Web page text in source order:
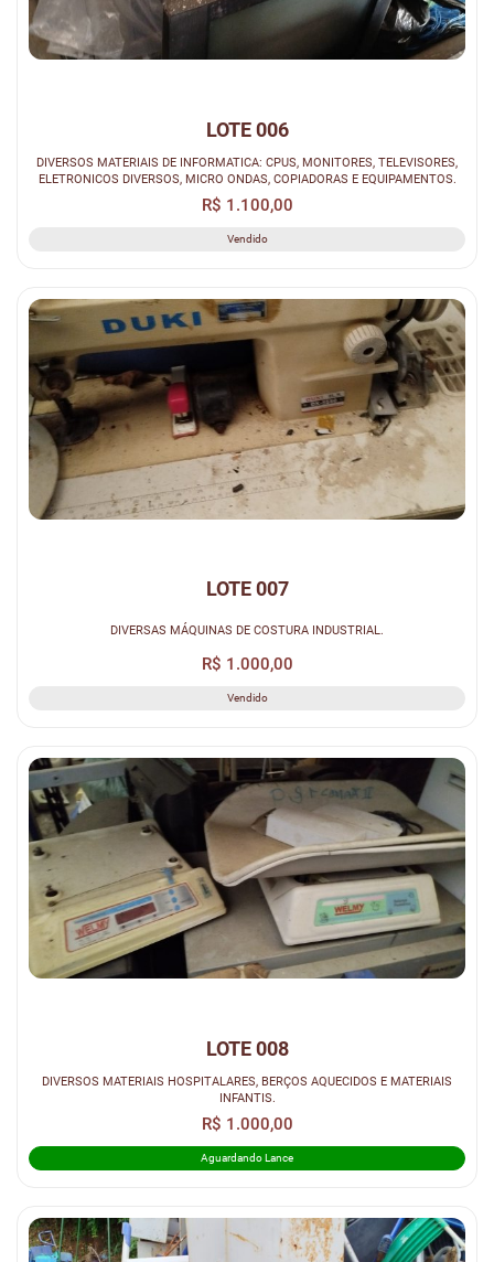
LOTE 006
DIVERSOS MATERIAIS DE INFORMATICA: CPUS, MONITORES, TELEVISORES,
ELETRONICOS DIVERSOS, MICRO ONDAS, COPIADORAS E EQUIPAMENTOS.
R$ 1.100,00
Vendido
LOTE 007
DIVERSAS MÁQUINAS DE COSTURA INDUSTRIAL.
R$ 1.000,00
Vendido
LOTE 008
DIVERSOS MATERIAIS HOSPITALARES, BERÇOS AQUECIDOS E MATERIAIS
INFANTIS.
R$ 1.000,00
Aguardando Lance